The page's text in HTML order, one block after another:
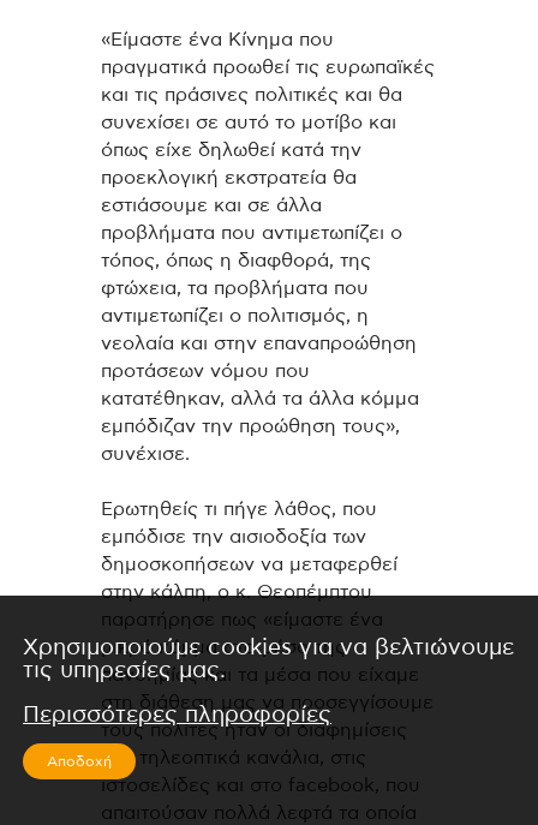
«Είμαστε ένα Κίνημα που
πραγματικά προωθεί τις ευρωπαϊκές
και τις πράσινες πολιτικές και θα
συνεχίσει σε αυτό το μοτίβο και
όπως είχε δηλωθεί κατά την
προεκλογική εκστρατεία θα
εστιάσουμε και σε άλλα
προβλήματα που αντιμετωπίζει ο
τόπος, όπως η διαφθορά, της
φτώχεια, τα προβλήματα που
αντιμετωπίζει ο πολιτισμός, η
νεολαία και στην επαναπροώθηση
προτάσεων νόμου που
κατατέθηκαν, αλλά τα άλλα κόμμα
εμπόδιζαν την προώθηση τους»,
συνέχισε.
Ερωτηθείς τι πήγε λάθος, που
εμπόδισε την αισιοδοξία των
δημοσκοπήσεων να μεταφερθεί
στην κάλπη, ο κ. Θεοπέμπτου
παρατήρησε πως «είμαστε ένα
μικρό κόμμα στο μέσο της
πανδημίας και τα μέσα που είχαμε
στη διάθεση μας να προσεγγίσουμε
τους πολίτες ήταν οι διαφημίσεις
στα τηλεοπτικά κανάλια, στις
ιστοσελίδες και στο facebook, που
απαιτούσαν πολλά λεφτά τα οποία
Χρησιμοποιούμε cookies για να βελτιώνουμε
τις υπηρεσίες μας.
Περισσότερες πληροφορίες
Αποδοχή